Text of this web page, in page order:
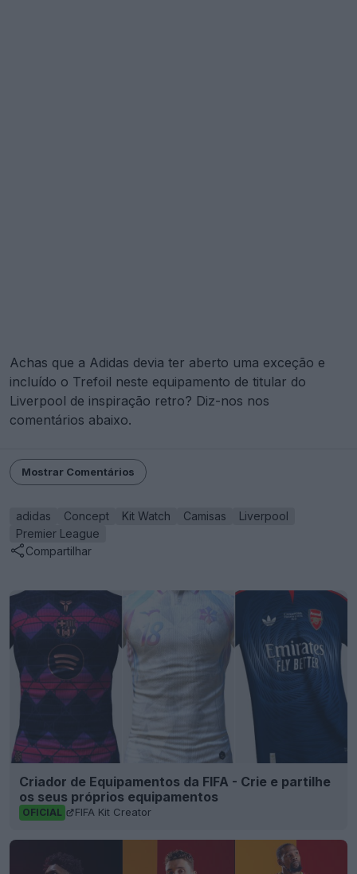
Achas que a Adidas devia ter aberto uma exceção e
incluído o Trefoil neste equipamento de titular do
Liverpool de inspiração retro? Diz-nos nos
comentários abaixo.
Mostrar Comentários
adidas Concept Kit Watch Camisas
Liverpool
Premier League
Compartilhar
Criador de Equipamentos da FIFA - Crie e partilhe
os seus próprios equipamentos
OFICIAL FIFA Kit Creator